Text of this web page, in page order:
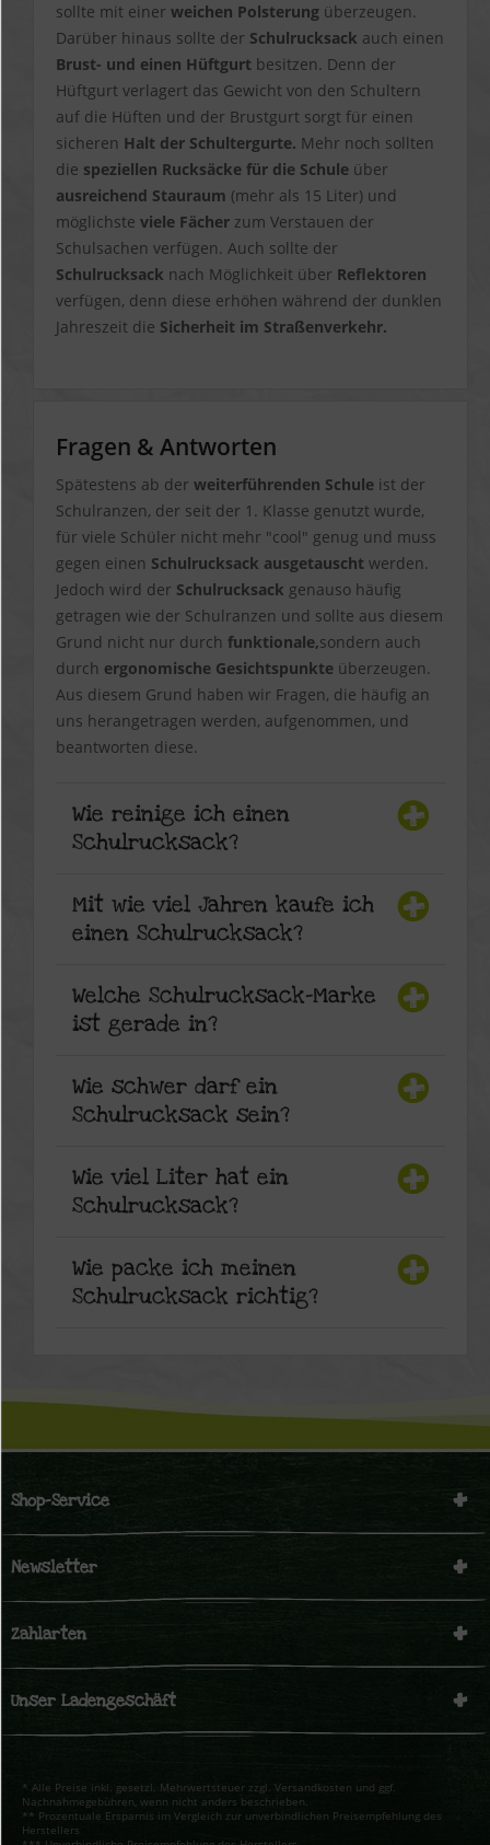
sollte mit einer weichen Polsterung überzeugen.
Darüber hinaus sollte der Schulrucksack auch einen
Brust- und einen Hüftgurt besitzen. Denn der
Hüftgurt verlagert das Gewicht von den Schultern
auf die Hüften und der Brustgurt sorgt für einen
sicheren Halt der Schultergurte. Mehr noch sollten
die speziellen Rucksäcke für die Schule über
ausreichend Stauraum (mehr als 15 Liter) und
möglichste viele Fächer zum Verstauen der
Schulsachen verfügen. Auch sollte der
Schulrucksack nach Möglichkeit über Reflektoren
verfügen, denn diese erhöhen während der dunklen
Jahreszeit die Sicherheit im Straßenverkehr.
Fragen & Antworten
Spätestens ab der weiterführenden Schule ist der
Schulranzen, der seit der 1. Klasse genutzt wurde,
für viele Schüler nicht mehr "cool" genug und muss
gegen einen Schulrucksack ausgetauscht werden.
Jedoch wird der Schulrucksack genauso häufig
getragen wie der Schulranzen und sollte aus diesem
Grund nicht nur durch funktionale,sondern auch
durch ergonomische Gesichtspunkte überzeugen.
Aus diesem Grund haben wir Fragen, die häufig an
uns herangetragen werden, aufgenommen, und
beantworten diese.
Wie reinige ich einen
Schulrucksack?
Mit wie viel Jahren kaufe ich
einen Schulrucksack?
Welche Schulrucksack-Marke
ist gerade in?
Wie schwer darf ein
Schulrucksack sein?
Wie viel Liter hat ein
Schulrucksack?
Wie packe ich meinen
Schulrucksack richtig?
Shop-Service
Newsletter
Zahlarten
Unser Ladengeschäft
* Alle Preise inkl. gesetzl. Mehrwertsteuer zzgl. Versandkosten und ggf.
Nachnahmegebühren, wenn nicht anders beschrieben.
** Prozentuale Ersparnis im Vergleich zur unverbindlichen Preisempfehlung des
Herstellers